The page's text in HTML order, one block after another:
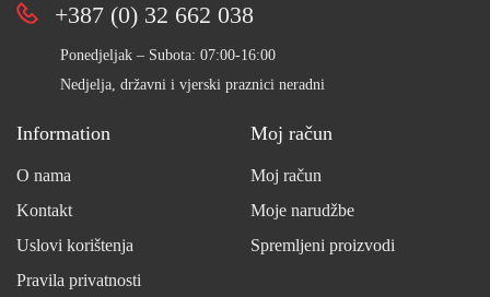
+387 (0) 32 662 038
Ponedjeljak – Subota: 07:00-16:00
Nedjelja, državni i vjerski praznici neradni
Information
O nama
Kontakt
Uslovi korištenja
Pravila privatnosti
Moj račun
Moj račun
Moje narudžbe
Spremljeni proizvodi